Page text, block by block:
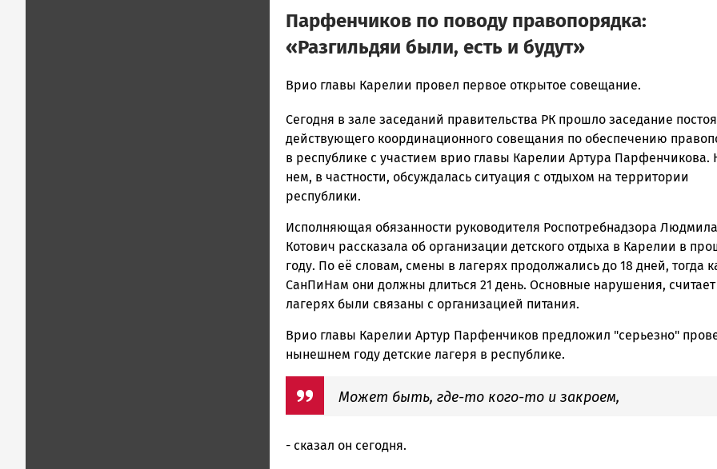
Парфенчиков по поводу правопорядка:
«Разгильдяи были, есть и будут»
Алексей
Новости
Петрозаводска
и
Карелии
|
Петрозаводск
ГОВОРИТ
Врио главы Карелии провел первое открытое совещание.
Сегодня в зале заседаний правительства РК прошло заседание
действующего координационного совещания по обеспечению
в республике с участием врио главы Карелии Артура Парфенчикова.
нем, в частности, обсуждалась ситуация с отдыхом на территории
республики.
Исполняющая обязанности руководителя Роспотребнадзора Людмила
Котович рассказала об организации детского отдыха в Карелии в
году. По её словам, смены в лагерях продолжались до 18 дней, тогда
СанПиНам они должны длиться 21 день. Основные нарушения,
лагерях были связаны с организацией питания.
Врио главы Карелии Артур Парфенчиков предложил "серьезно"
нынешнем году детские лагеря в республике.
Может быть, где-то кого-то и закроем,
- сказал он сегодня.